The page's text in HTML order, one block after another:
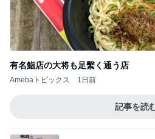
細川直美 アイスブルー
Amebaトピックス 2日前
Amebaトピックス 23時間